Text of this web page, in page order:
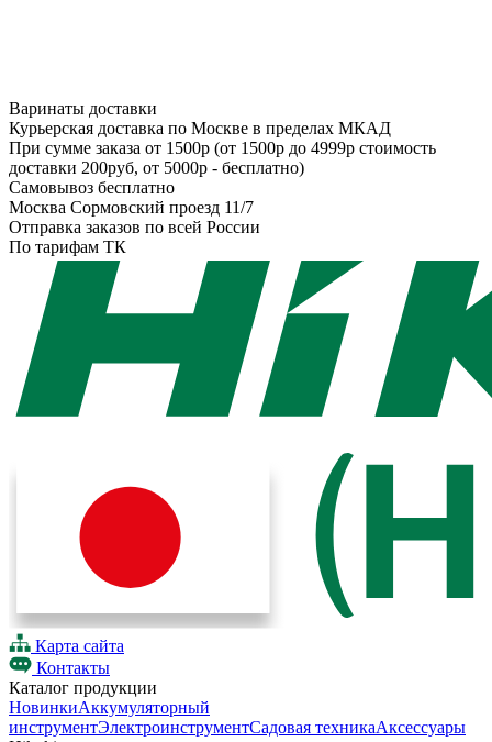
Варинаты доставки
Курьерская доставка по Москве в пределах МКАД
При сумме заказа от 1500р (от 1500р до 4999р стоимость
доставки 200руб, от 5000р - бесплатно)
Самовывоз бесплатно
Москва Сормовский проезд 11/7
Отправка заказов по всей России
По тарифам ТК
Карта сайта
Контакты
Каталог продукции
НовинкиАккумуляторный
инструментЭлектроинструментСадовая техникаАксессуары